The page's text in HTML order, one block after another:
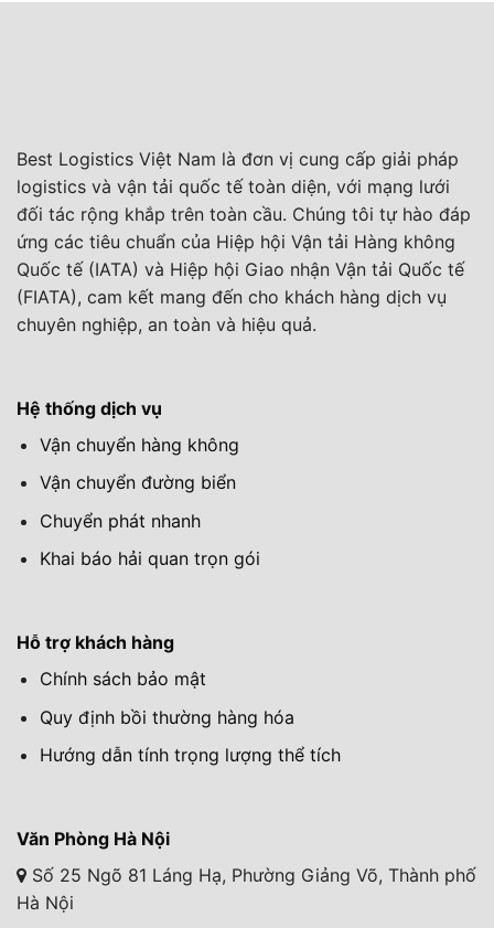
Best Logistics Việt Nam là đơn vị cung cấp giải pháp
logistics và vận tải quốc tế toàn diện, với mạng lưới
đối tác rộng khắp trên toàn cầu. Chúng tôi tự hào đáp
ứng các tiêu chuẩn của Hiệp hội Vận tải Hàng không
Quốc tế (IATA) và Hiệp hội Giao nhận Vận tải Quốc tế
(FIATA), cam kết mang đến cho khách hàng dịch vụ
chuyên nghiệp, an toàn và hiệu quả.
Hệ thống dịch vụ
Vận chuyển hàng không
Vận chuyển đường biển
Chuyển phát nhanh
Khai báo hải quan trọn gói
Hỗ trợ khách hàng
Chính sách bảo mật
Quy định bồi thường hàng hóa
Hướng dẫn tính trọng lượng thể tích
Văn Phòng Hà Nội
Số 25 Ngõ 81 Láng Hạ, Phường Giảng Võ, Thành phố
Hà Nội